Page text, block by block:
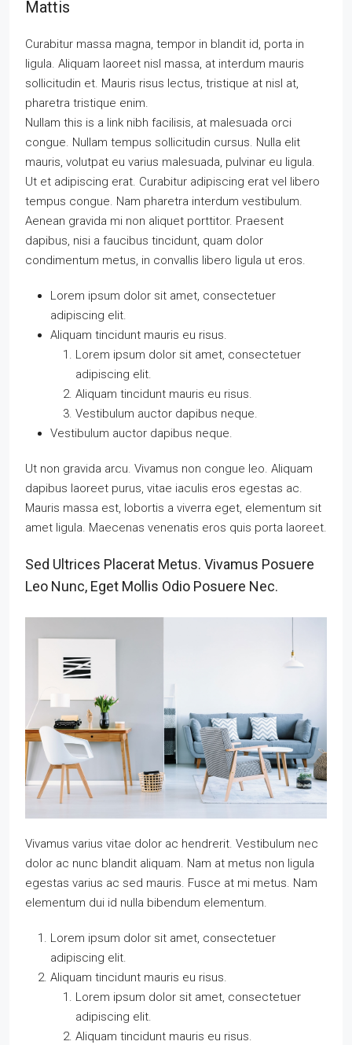
Mattis
Curabitur massa magna, tempor in blandit id, porta in
ligula. Aliquam laoreet nisl massa, at interdum mauris
sollicitudin et. Mauris risus lectus, tristique at nisl at,
pharetra tristique enim.
Nullam this is a link nibh facilisis, at malesuada orci
congue. Nullam tempus sollicitudin cursus. Nulla elit
mauris, volutpat eu varius malesuada, pulvinar eu ligula.
Ut et adipiscing erat. Curabitur adipiscing erat vel libero
tempus congue. Nam pharetra interdum vestibulum.
Aenean gravida mi non aliquet porttitor. Praesent
dapibus, nisi a faucibus tincidunt, quam dolor
condimentum metus, in convallis libero ligula ut eros.
Lorem ipsum dolor sit amet, consectetuer
adipiscing elit.
Aliquam tincidunt mauris eu risus.
Lorem ipsum dolor sit amet, consectetuer
adipiscing elit.
Aliquam tincidunt mauris eu risus.
Vestibulum auctor dapibus neque.
Vestibulum auctor dapibus neque.
Ut non gravida arcu. Vivamus non congue leo. Aliquam
dapibus laoreet purus, vitae iaculis eros egestas ac.
Mauris massa est, lobortis a viverra eget, elementum sit
amet ligula. Maecenas venenatis eros quis porta laoreet.
Sed Ultrices Placerat Metus. Vivamus Posuere
Leo Nunc, Eget Mollis Odio Posuere Nec.
Vivamus varius vitae dolor ac hendrerit. Vestibulum nec
dolor ac nunc blandit aliquam. Nam at metus non ligula
egestas varius ac sed mauris. Fusce at mi metus. Nam
elementum dui id nulla bibendum elementum.
Lorem ipsum dolor sit amet, consectetuer
adipiscing elit.
Aliquam tincidunt mauris eu risus.
Lorem ipsum dolor sit amet, consectetuer
adipiscing elit.
Aliquam tincidunt mauris eu risus.